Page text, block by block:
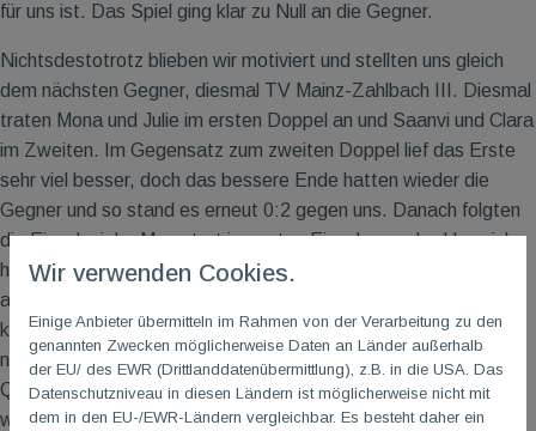
für uns ist. Das Spiel ging klar zu Null an die Gegner.
Nichtsdestotrotz blieben wir motiviert und stellten uns gleich
dem nächsten Gegner, diesmal TV Mainz-Zahlbach III. Diesmal
traten Mona und Julie im ersten Doppel an und Saanvi und Clara
im Zweiten. Im Gegensatz zum zweiten Doppel lief das Erste
sehr viel besser, doch das bessere Ende hatten wieder die
Gegner und so stand es erneut 0:2 gegen uns. Danach folgten
die Einzelspiele. Mona trat im ersten Einzel an und schlug sich
hervorragend. Den ersten Satz musste sie noch klar abgeben,
aber im zweiten Satz zeigte sie, was in ihr steckt. Sie gab
keinen Ball verloren und kämpfte sich in die Verlängerung,
nachdem sie vier Matchbälle abwehrte. Am Ende fehlte das
Quäntchen Glück und es hieß 23:25 für den Gegner. In den
weiteren Einzeln schlugen sich die anderen ebenfalls tapfer,
Wir verwenden Cookies.
Einige Anbieter übermitteln im Rahmen von der Verarbeitung zu den
genannten Zwecken möglicherweise Daten an Länder außerhalb
der EU/ des EWR (Drittlanddatenübermittlung), z.B. in die USA. Das
Datenschutzniveau in diesen Ländern ist möglicherweise nicht mit
dem in den EU-/EWR-Ländern vergleichbar. Es besteht daher ein